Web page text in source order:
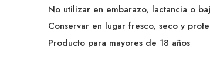
No utilizar en embarazo, lactancia o
Conservar en lugar fresco, seco y
Producto para mayores de 18 años